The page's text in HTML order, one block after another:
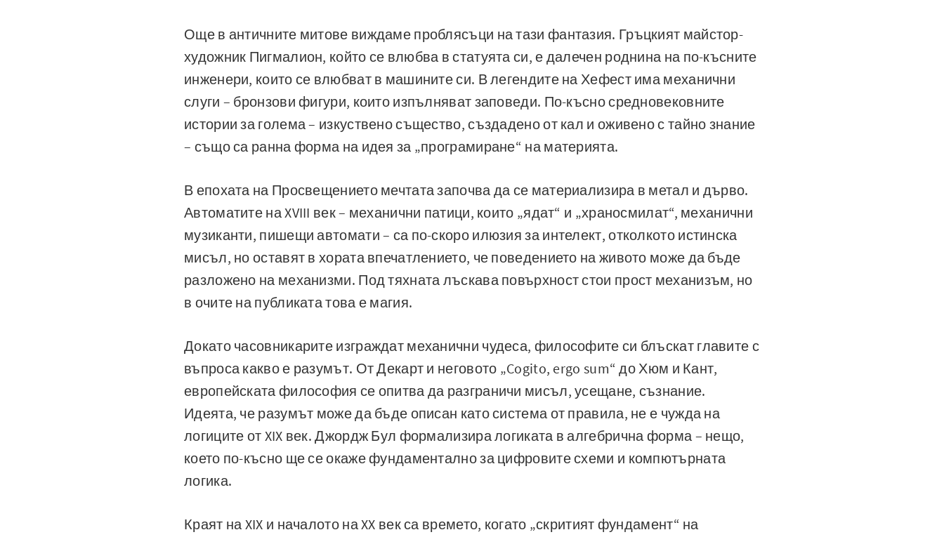
Още в античните митове виждаме проблясъци на тази фантазия. Гръцкият майстор-
художник Пигмалион, който се влюбва в статуята си, е далечен роднина на по-късните
инженери, които се влюбват в машините си. В легендите на Хефест има механични
слуги – бронзови фигури, които изпълняват заповеди. По-късно средновековните
истории за голема – изкуствено същество, създадено от кал и оживено с тайно знание
– също са ранна форма на идея за „програмиране“ на материята.
В епохата на Просвещението мечтата започва да се материализира в метал и дърво.
Автоматите на XVIII век – механични патици, които „ядат“ и „храносмилат“, механични
музиканти, пишещи автомати – са по-скоро илюзия за интелект, отколкото истинска
мисъл, но оставят в хората впечатлението, че поведението на живото може да бъде
разложено на механизми. Под тяхната лъскава повърхност стои прост механизъм, но
в очите на публиката това е магия.
Докато часовникарите изграждат механични чудеса, философите си блъскат главите с
въпроса какво е разумът. От Декарт и неговото „Cogito, ergo sum“ до Хюм и Кант,
европейската философия се опитва да разграничи мисъл, усещане, съзнание.
Идеята, че разумът може да бъде описан като система от правила, не е чужда на
логиците от XIX век. Джордж Бул формализира логиката в алгебрична форма – нещо,
което по-късно ще се окаже фундаментално за цифровите схеми и компютърната
логика.
Краят на XIX и началото на XX век са времето, когато „скритият фундамент“ на